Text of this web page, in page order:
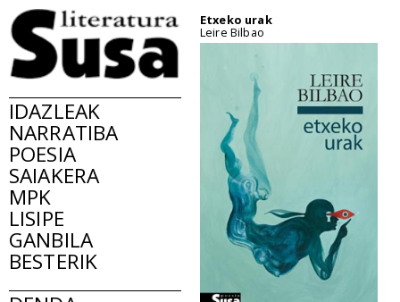
IDAZLEAK
NARRATIBA
POESIA
SAIAKERA
MPK
LISIPE
GANBILA
BESTERIK
Etxeko urak
Leire Bilbao